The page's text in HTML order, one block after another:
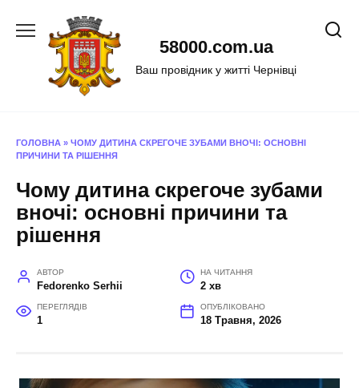
58000.com.ua
Ваш провідник у житті Чернівці
ГОЛОВНА » ЧОМУ ДИТИНА СКРЕГОЧЕ ЗУБАМИ ВНОЧІ: ОСНОВНІ
ПРИЧИНИ ТА РІШЕННЯ
Чому дитина скрегоче зубами
вночі: основні причини та
рішення
АВТОР
Fedorenko Serhii
НА ЧИТАННЯ
2 хв
ПЕРЕГЛЯДІВ
1
ОПУБЛІКОВАНО
18 Травня, 2026